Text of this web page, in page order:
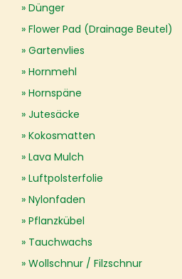
Dünger
Flower Pad (Drainage Beutel)
Gartenvlies
Hornmehl
Hornspäne
Jutesäcke
Kokosmatten
Lava Mulch
Luftpolsterfolie
Nylonfaden
Pflanzkübel
Tauchwachs
Wollschnur / Filzschnur